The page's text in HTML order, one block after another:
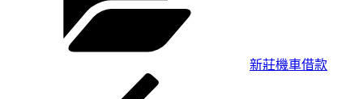
新莊機車借款